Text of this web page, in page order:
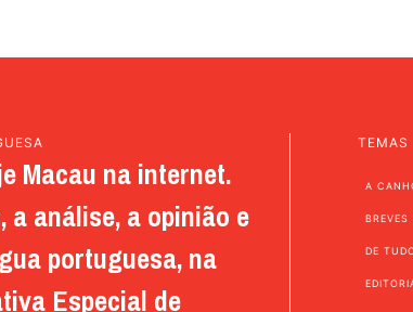
Macau na internet.
a análise, a opinião e
portuguesa, na
Especial de
TEMAS
A
BREVES
DE